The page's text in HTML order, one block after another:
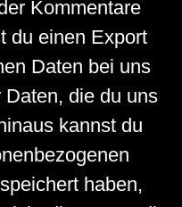
Kommentare
du einen Export
Daten bei uns
die du uns
kannst du
haben,